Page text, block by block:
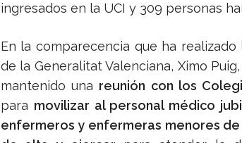
ingresados en la UCI y 309 personas
En la comparecencia que ha
de la Generalitat Valenciana, Ximo
mantenido una reunión con los
para movilizar al personal médico
enfermeros y enfermeras menores